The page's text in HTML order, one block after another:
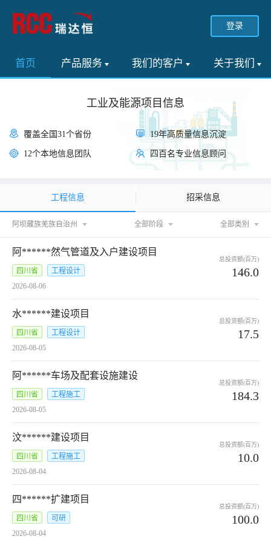
登录
首页 产品服务 我们的客户 关于我们
工业及能源项目信息
覆盖全国31个省份
12个本地信息团队
19年高质量信息沉淀
四百名专业信息顾问
工程信息 招采信息
阿坝藏族羌族自治州 全部阶段 全部类别
阿******然气管道及入户建设项目
四川省
工程设计
2026-08-06
总投资额(百万)
146.0
水******建设项目
四川省
工程设计
2026-08-05
总投资额(百万)
17.5
阿******车场及配套设施建设
四川省
工程施工
2026-08-05
总投资额(百万)
184.3
汶******建设项目
四川省
工程施工
2026-08-04
总投资额(百万)
10.0
四******扩建项目
四川省
可研
2026-08-04
总投资额(百万)
100.0